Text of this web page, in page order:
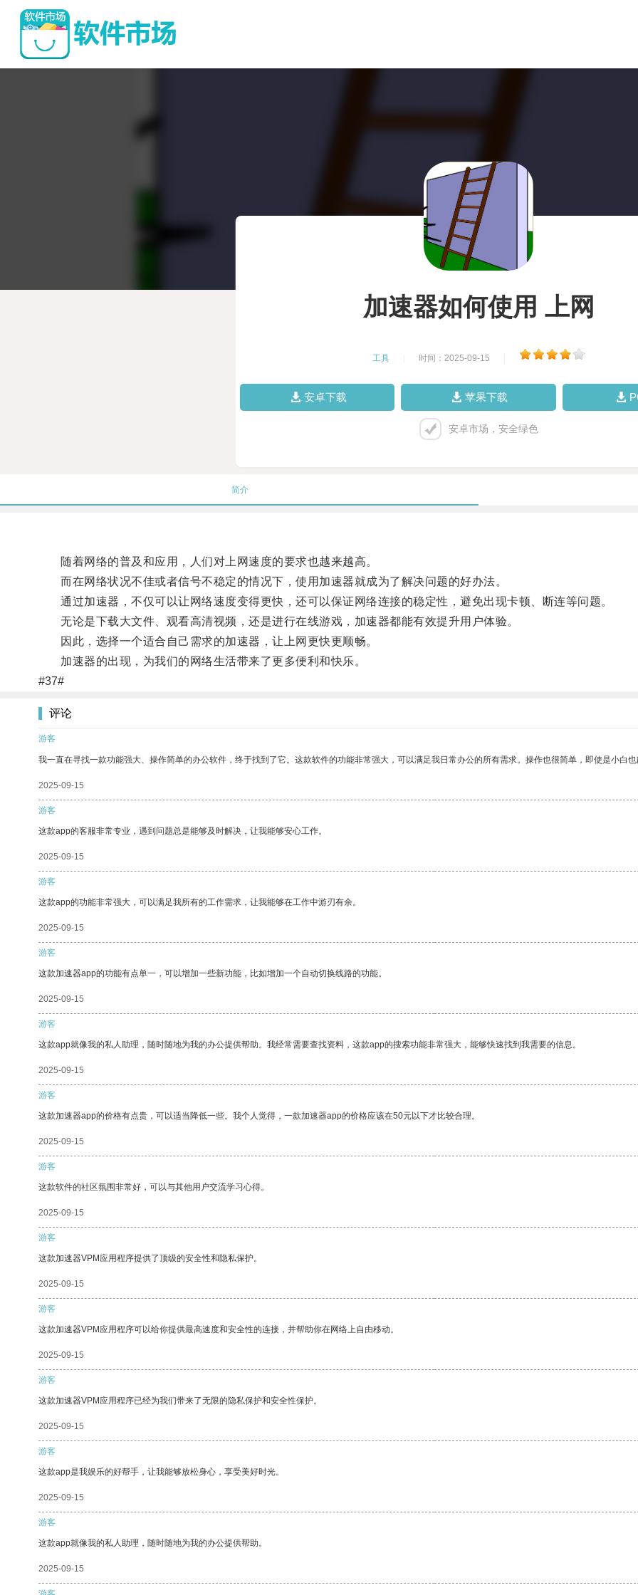
加速器如何使用 上网
工具 时间：2025-09-15
安卓下载 苹果下载
安卓市场，安全绿色
简介
随着网络的普及和应用，人们对上网速度的要求也越来越高。
而在网络状况不佳或者信号不稳定的情况下，使用加速器就成为了解决问题的好办法。
通过加速器，不仅可以让网络速度变得更快，还可以保证网络连接的稳定性，避免出现卡顿、断连等问题。
无论是下载大文件、观看高清视频，还是进行在线游戏，加速器都能有效提升用户体验。
因此，选择一个适合自己需求的加速器，让上网更快更顺畅。
加速器的出现，为我们的网络生活带来了更多便利和快乐。
#37#
评论
游客
我一直在寻找一款功能强大、操作简单的办公软件，终于找到了它。这款软件的功能非常强大，可以满足我日常办公的所有需求。操作也很简单，即使是小白也
2025-09-15
游客
这款app的客服非常专业，遇到问题总是能够及时解决，让我能够安心工作。
2025-09-15
游客
这款app的功能非常强大，可以满足我所有的工作需求，让我能够在工作中游刃有余。
2025-09-15
游客
这款加速器app的功能有点单一，可以增加一些新功能，比如增加一个自动切换线路的功能。
2025-09-15
游客
这款app就像我的私人助理，随时随地为我的办公提供帮助。我经常需要查找资料，这款app的搜索功能非常强大，能够快速找到我需要的信息。
2025-09-15
游客
这款加速器app的价格有点贵，可以适当降低一些。我个人觉得，一款加速器app的价格应该在50元以下才比较合理。
2025-09-15
游客
这款软件的社区氛围非常好，可以与其他用户交流学习心得。
2025-09-15
游客
这款加速器VPM应用程序提供了顶级的安全性和隐私保护。
2025-09-15
游客
这款加速器VPM应用程序可以给你提供最高速度和安全性的连接，并帮助你在网络上自由移动。
2025-09-15
游客
这款加速器VPM应用程序已经为我们带来了无限的隐私保护和安全性保护。
2025-09-15
游客
这款app是我娱乐的好帮手，让我能够放松身心，享受美好时光。
2025-09-15
游客
这款app就像我的私人助理，随时随地为我的办公提供帮助。
2025-09-15